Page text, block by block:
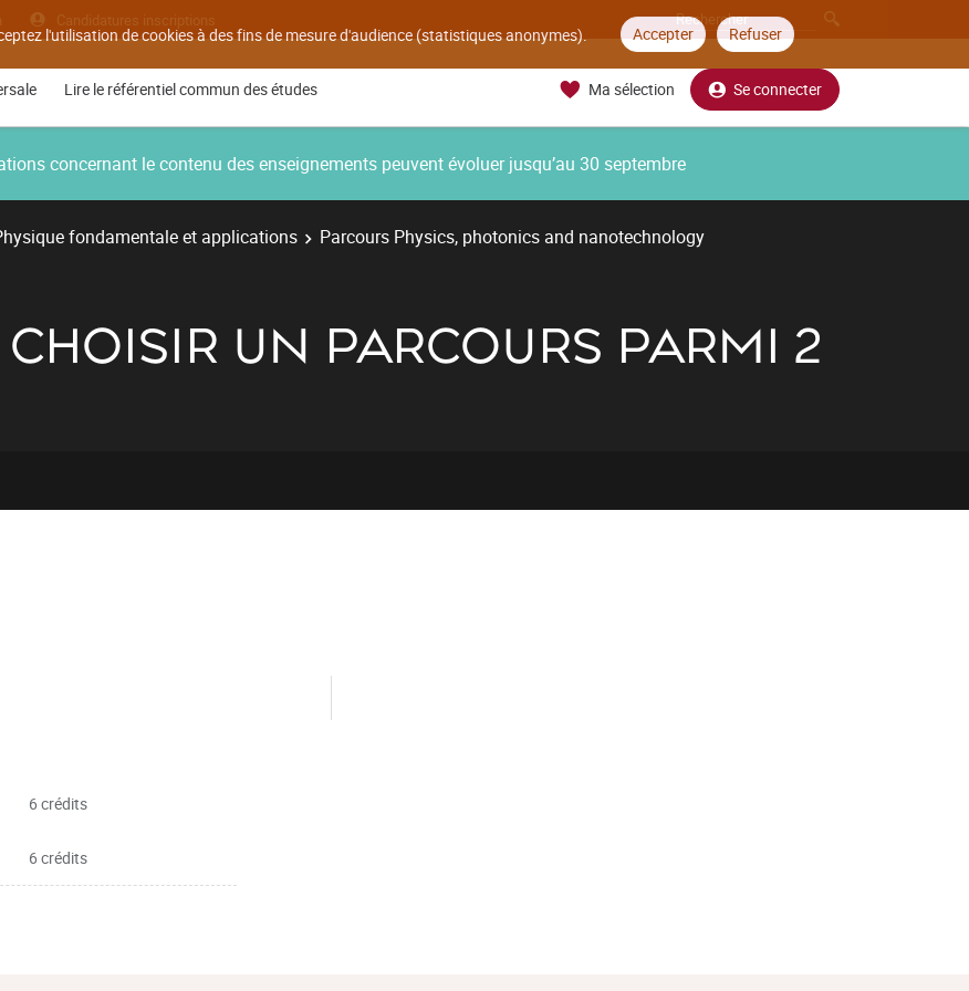
l'utilisation de cookies à des fins de mesure d'audience (statistiques anonymes). Accepter Refuser
Candidatures inscriptions
Lire le référentiel commun des études Ma sélection Se connecter
concernant le contenu des enseignements peuvent évoluer jusqu’au 30 septembre
fondamentale et applications
Parcours Physics, photonics and nanotechnology
UN PARCOURS PARMI 2
6 crédits
6 crédits